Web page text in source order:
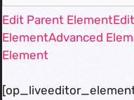
Edit Parent Element
ElementAdvanced
Element